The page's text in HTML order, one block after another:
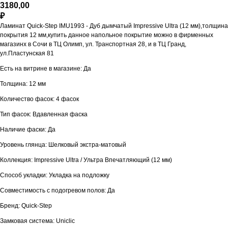
3180,00
₽
Ламинат Quick-Step IMU1993 - Дуб дымчатый Impressive Ultra (12 мм),толщина
покрытия 12 мм,купить данное напольное покрытие можно в фирменных
магазинх в Сочи в ТЦ Олимп, ул. Транспортная 28, и в ТЦ Гранд,
ул.Пластунская 81
Есть на витрине в магазине: Да
Толщина: 12 мм
Количество фасок: 4 фасок
Тип фасок: Вдавленная фаска
Наличие фаски: Да
Уровень глянца: Шелковый экстра-матовый
Коллекция: Impressive Ultra / Ультра Впечатляющий (12 мм)
Способ укладки: Укладка на подложку
Совместимость с подогревом полов: Да
Бренд: Quick-Step
Замковая система: Uniclic